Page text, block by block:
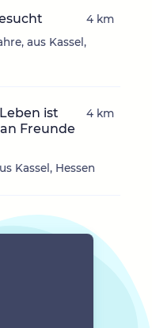
aus Kassel,
4 km
ist
Freunde
Kassel, Hessen
4 km